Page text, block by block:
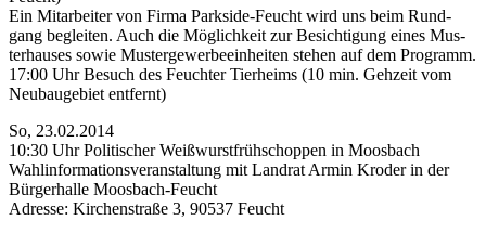
Ein Mit­ar­bei­ter von Fir­ma Parks­ide-Feucht wird uns beim Rund­
gang beglei­ten. Auch die Mög­lich­keit zur Besich­ti­gung eines Mus­
ter­hau­ses sowie Mus­ter­ge­wer­be­ein­hei­ten ste­hen auf dem Programm.
17:00 Uhr Besuch des Feuch­ter Tier­heims (10 min. Geh­zeit vom
Neu­bau­ge­biet entfernt)
So, 23.02.2014
10:30 Uhr Poli­ti­scher Weiß­wurst­früh­schop­pen in Moosbach
Wahl­in­for­ma­ti­ons­ver­an­stal­tung mit Land­rat Armin Kro­der in der
Bür­ger­hal­le Moosbach-Feucht
Adres­se: Kir­chen­stra­ße 3, 90537 Feucht